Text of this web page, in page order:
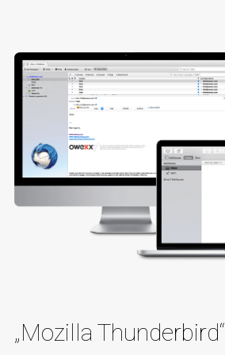
„Mozilla Thunderbird“